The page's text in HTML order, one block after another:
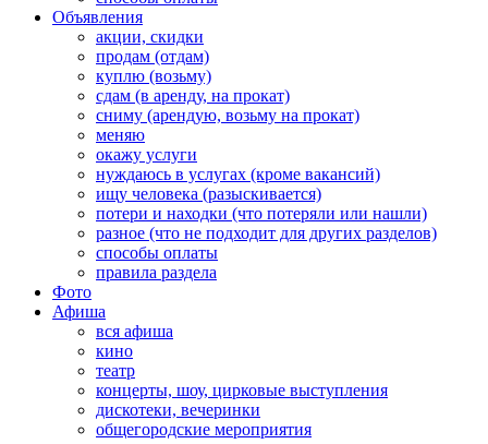
Объявления
акции, скидки
продам (отдам)
куплю (возьму)
сдам (в аренду, на прокат)
сниму (арендую, возьму на прокат)
меняю
окажу услуги
нуждаюсь в услугах (кроме вакансий)
ищу человека (разыскивается)
потери и находки (что потеряли или нашли)
разное (что не подходит для других разделов)
способы оплаты
правила раздела
Фото
Афиша
вся афиша
кино
театр
концерты, шоу, цирковые выступления
дискотеки, вечеринки
общегородские мероприятия